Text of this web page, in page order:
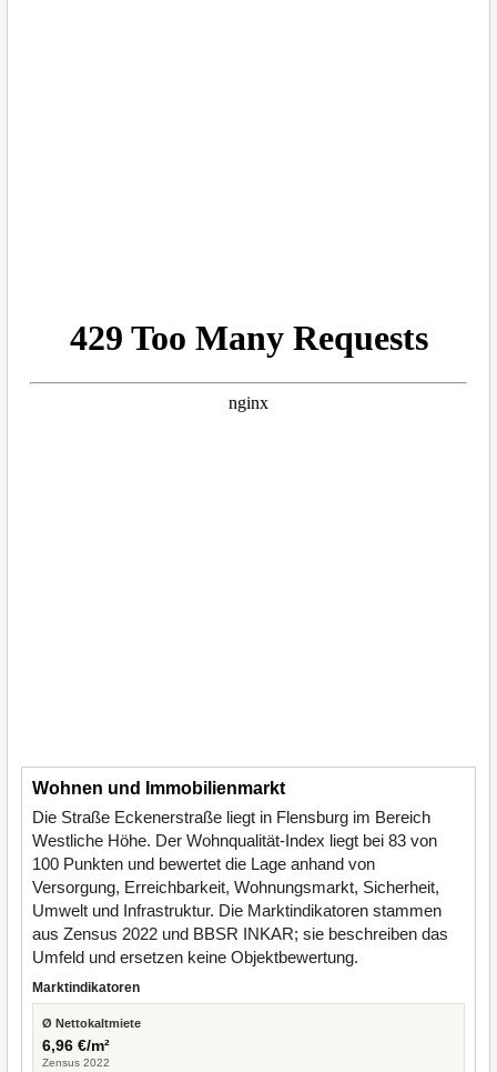
Wohnen und Immobilienmarkt
Die Straße Eckenerstraße liegt in Flensburg im Bereich
Westliche Höhe. Der Wohnqualität-Index liegt bei 83 von
100 Punkten und bewertet die Lage anhand von
Versorgung, Erreichbarkeit, Wohnungsmarkt, Sicherheit,
Umwelt und Infrastruktur. Die Marktindikatoren stammen
aus Zensus 2022 und BBSR INKAR; sie beschreiben das
Umfeld und ersetzen keine Objektbewertung.
Marktindikatoren
Ø Nettokaltmiete
6,96 €/m²
Zensus 2022